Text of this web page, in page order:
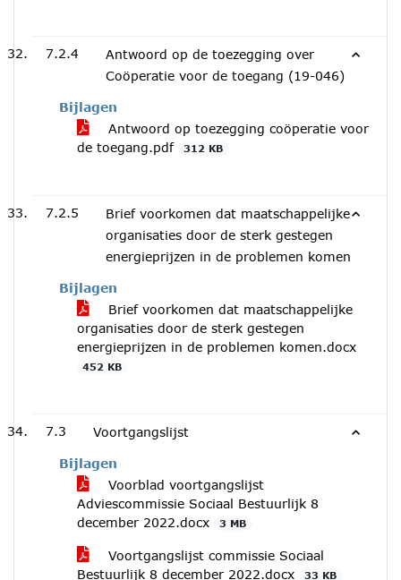
7.2.4
Antwoord op de toezegging over
Coöperatie voor de toegang (19-046)
Bijlagen
Antwoord op toezegging coöperatie voor
de toegang.pdf
312 KB
7.2.5
Brief voorkomen dat maatschappelijke
organisaties door de sterk gestegen
energieprijzen in de problemen komen
Bijlagen
Brief voorkomen dat maatschappelijke
organisaties door de sterk gestegen
energieprijzen in de problemen komen.docx
452 KB
7.3 Voortgangslijst
Bijlagen
Voorblad voortgangslijst
Adviescommissie Sociaal Bestuurlijk 8
december 2022.docx
3 MB
Voortgangslijst commissie Sociaal
Bestuurlijk 8 december 2022.docx
33 KB